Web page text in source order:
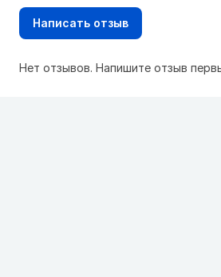
Написать отзыв
Нет отзывов. Напишите отзыв